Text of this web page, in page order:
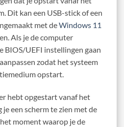
Dit kan een USB-stick of een
met deWindows 11
Als je de computer
BIOS/UEFI instellingen gaan
zodat het systeem
opstart.
hebt opgestart vanaf het
een scherm te zien met de
moment waarop je de